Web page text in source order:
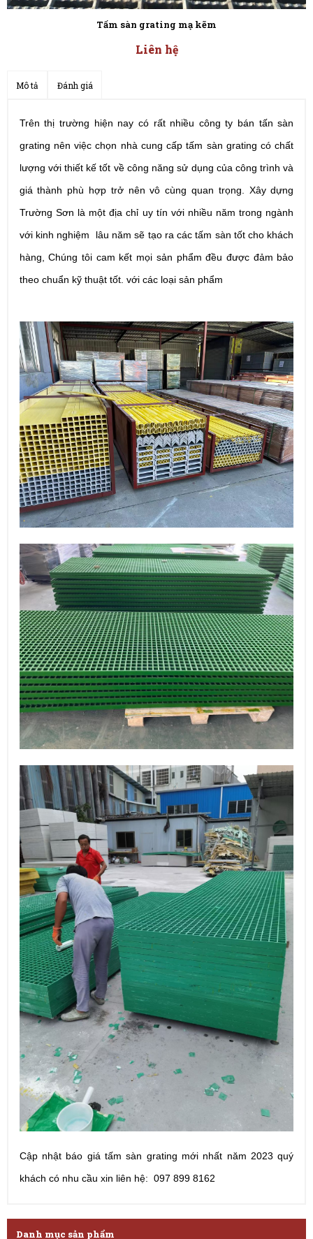
Danh mục sản phẩm
Tấm sàn grating composite frp
Liên hệ
Mô tả Đánh giá
Trên thị trường hiện nay có rất nhiều công ty bán tấn sàn
grating nên việc chọn nhà cung cấp tấm sàn grating có chất
lượng với thiết kế tốt về công năng sử dụng của công trình và
giá thành phù hợp trở nên vô cùng quan trọng. Xây dựng
Trường Sơn là một địa chỉ uy tín với nhiều năm trong ngành
với kinh nghiệm lâu năm sẽ tạo ra các tấm sàn tốt cho khách
hàng, Chúng tôi cam kết mọi sản phẩm đều được đảm bảo
theo chuẩn kỹ thuật tốt. với các loại sản phẩm
Cập nhật báo giá tấm sàn grating mới nhất năm 2023 quý
khách có nhu cầu xin liên hệ: 097 899 8162